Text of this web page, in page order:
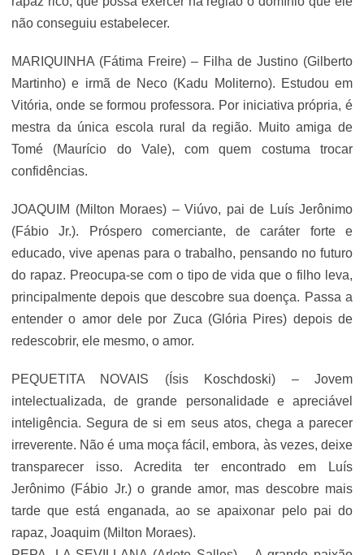
não conseguiu estabelecer.
MARIQUINHA (Fátima Freire) – Filha de Justino (Gilberto
Martinho) e irmã de Neco (Kadu Moliterno). Estudou em
Vitória, onde se formou professora. Por iniciativa própria, é
mestra da única escola rural da região. Muito amiga de
Tomé (Maurício do Vale), com quem costuma trocar
confidências.
JOAQUIM (Milton Moraes) – Viúvo, pai de Luís Jerônimo
(Fábio Jr.). Próspero comerciante, de caráter forte e
educado, vive apenas para o trabalho, pensando no futuro
do rapaz. Preocupa-se com o tipo de vida que o filho leva,
principalmente depois que descobre sua doença. Passa a
entender o amor dele por Zuca (Glória Pires) depois de
redescobrir, ele mesmo, o amor.
PEQUETITA NOVAIS (Ísis Koschdoski) – Jovem
intelectualizada, de grande personalidade e apreciável
inteligência. Segura de si em seus atos, chega a parecer
irreverente. Não é uma moça fácil, embora, às vezes, deixe
transparecer isso. Acredita ter encontrado em Luís
Jerônimo (Fábio Jr.) o grande amor, mas descobre mais
tarde que está enganada, ao se apaixonar pelo pai do
rapaz, Joaquim (Milton Moraes).